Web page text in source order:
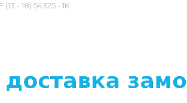
- 18) 54325 - 1K